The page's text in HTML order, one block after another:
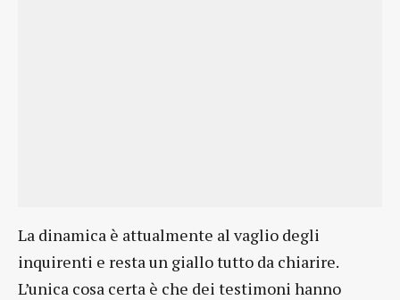
La dinamica è attualmente al vaglio degli
inquirenti e resta un giallo tutto da chiarire.
L’unica cosa certa è che dei testimoni hanno